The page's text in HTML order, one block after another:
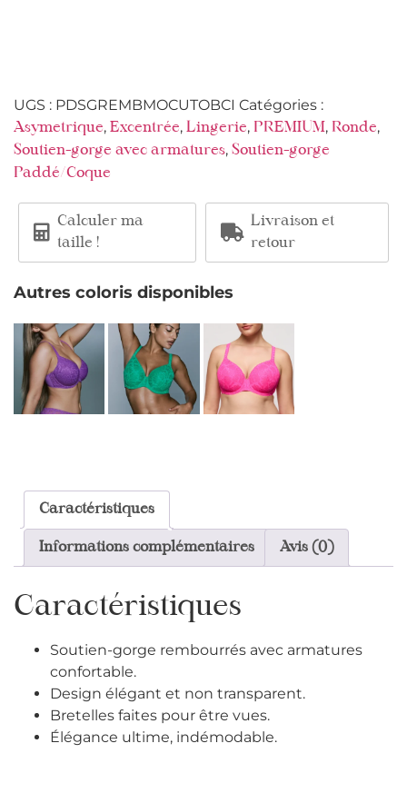
UGS : PDSGREMBMOCUTOBCI Catégories :
Asymetrique, Excentrée, Lingerie, PREMIUM, Ronde,
Soutien-gorge avec armatures, Soutien-gorge
Paddé/Coque
Calculer ma
taille !
Livraison et
retour
Autres coloris disponibles
Caractéristiques
Informations complémentaires Avis (0)
Caractéristiques
Soutien-gorge rembourrés avec armatures
confortable.
Design élégant et non transparent.
Bretelles faites pour être vues.
Élégance ultime, indémodable.